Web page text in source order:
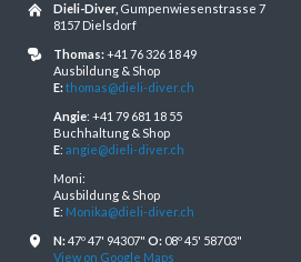
Dieli-Diver, Gumpenwiesenstrasse 7
8157 Dielsdorf
Thomas:+41 76 326 18 49
Ausbildung & Shop
E:thomas@dieli-diver.ch
Angie: +41 79 681 18 55
Buchhaltung & Shop
E: angie@dieli-diver.ch
Moni:
Ausbildung & Shop
E: Monika@dieli-diver.ch
N:47º 47' 94307" O:08º 45' 58703"
View on Google Maps